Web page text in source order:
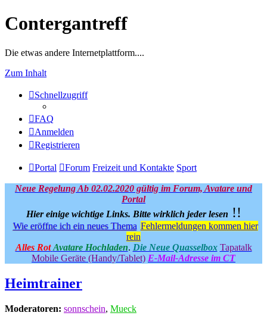
Contergantreff
Die etwas andere Internetplattform....
Zum Inhalt
Schnellzugriff
FAQ
Anmelden
Registrieren
Portal Forum Freizeit und Kontakte Sport
Neue Regelung Ab 02.02.2020 gültig im Forum, Avatare und
Portal
Hier einige wichtige Links. Bitte wirklich jeder lesen !!
Wie eröffne ich ein neues Thema Fehlermeldungen kommen hier
rein
Alles Rot Avatare Hochladen. Die Neue Quasselbox Tapatalk
Mobile Geräte (Handy/Tablet) E-Mail-Adresse im CT
Heimtrainer
Moderatoren: sonnschein, Mueck